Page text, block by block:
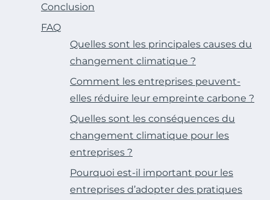
Conclusion
FAQ
Quelles sont les principales causes du
changement climatique ?
Comment les entreprises peuvent-
elles réduire leur empreinte carbone ?
Quelles sont les conséquences du
changement climatique pour les
entreprises ?
Pourquoi est-il important pour les
entreprises d’adopter des pratiques